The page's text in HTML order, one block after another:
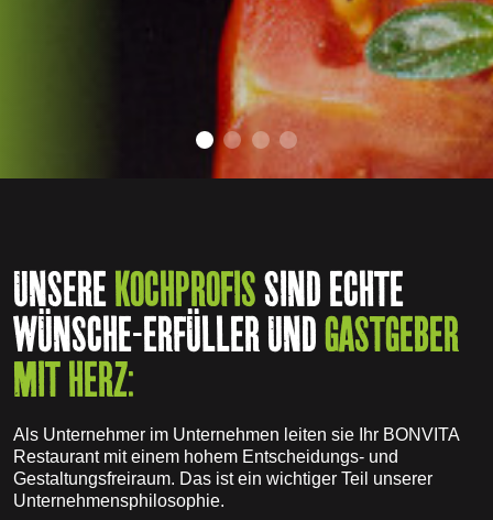
UNSEREKOCHPROFISSIND ECHTE
WÜNSCHE-ERFÜLLER UNDGASTGEBER
MIT HERZ:
Als Unternehmer im Unternehmen leiten sie Ihr BONVITA
Restaurant mit einem hohem Entscheidungs- und
Gestaltungsfreiraum. Das ist ein wichtiger Teil unserer
Unternehmensphilosophie.